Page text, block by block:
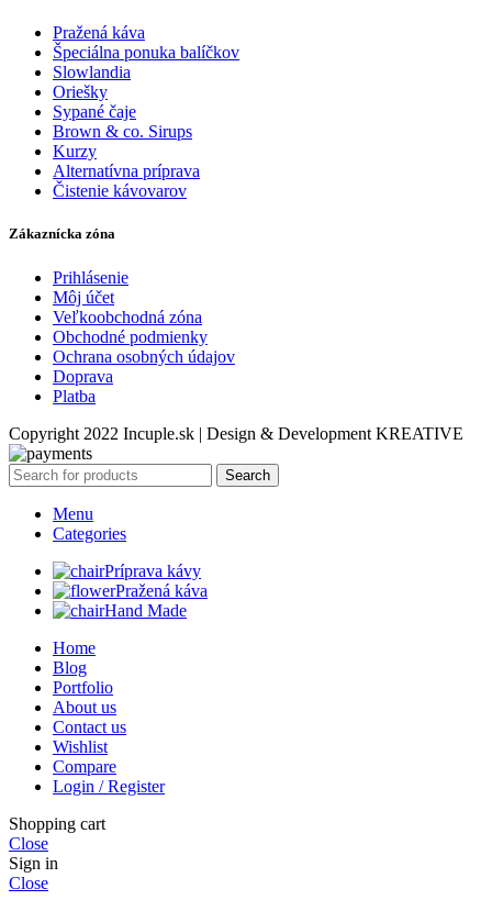
Pražená káva
Špeciálna ponuka balíčkov
Slowlandia
Oriešky
Sypané čaje
Brown & co. Sirups
Kurzy
Alternatívna príprava
Čistenie kávovarov
Zákaznícka zóna
Prihlásenie
Môj účet
Veľkoobchodná zóna
Obchodné podmienky
Ochrana osobných údajov
Doprava
Platba
Copyright 2022 Incuple.sk | Design & Development KREATIVE
Search
Menu
Categories
Príprava kávy
Pražená káva
Hand Made
Home
Blog
Portfolio
About us
Contact us
Wishlist
Compare
Login / Register
Shopping cart
Close
Sign in
Close